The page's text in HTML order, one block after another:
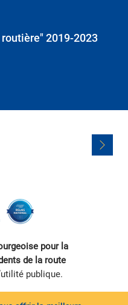
2019-2023
pour la
de la route
publique.